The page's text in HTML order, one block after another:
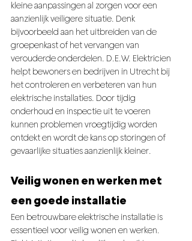
kleine aanpassingen al zorgen voor een
aanzienlijk veiligere situatie. Denk
bijvoorbeeld aan het uitbreiden van de
groepenkast of het vervangen van
verouderde onderdelen. D.E.W. Elektricien
helpt bewoners en bedrijven in Utrecht bij
het controleren en verbeteren van hun
elektrische installaties. Door tijdig
onderhoud en inspectie uit te voeren
kunnen problemen vroegtijdig worden
ontdekt en wordt de kans op storingen of
gevaarlijke situaties aanzienlijk kleiner.
Veilig wonen en werken met
een goede installatie
Een betrouwbare elektrische installatie is
essentieel voor veilig wonen en werken.